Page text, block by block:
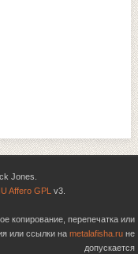
Jones.
Affero GPL v3.
копирование, перепечатка или
или ссылки на metalafisha.ru не
допускается